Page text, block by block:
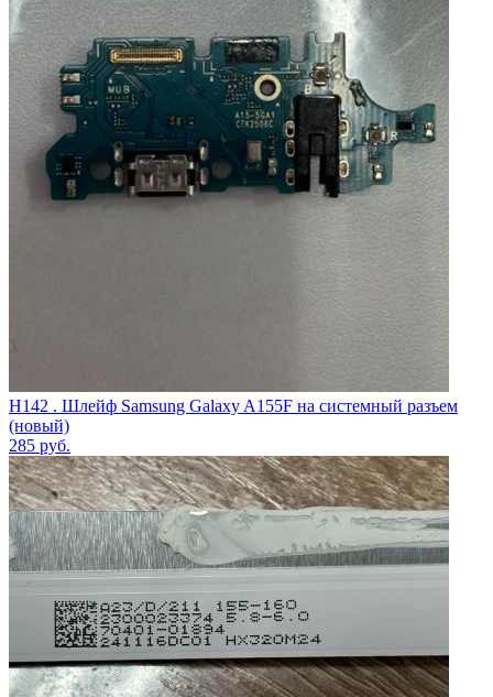
H142 . Шлейф Samsung Galaxy A155F на системный разъем
(новый)
285 руб.